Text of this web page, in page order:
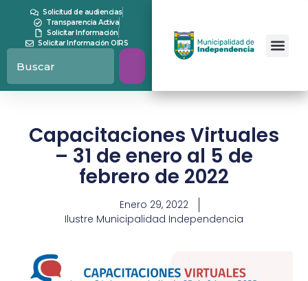
Solicitud de audiencias
Transparencia Activa
Solicitar Información
Solicitar Información OIRS
Capacitaciones Virtuales
– 31 de enero al 5 de
febrero de 2022
Enero 29, 2022
Ilustre Municipalidad Independencia